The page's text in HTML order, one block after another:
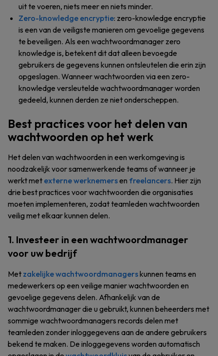
uit te voeren, niets meer en niets minder.
Zero-knowledge encryptie: zero-knowledge encryptie
is een van de veiligste manieren om gevoelige gegevens
te beveiligen. Als een wachtwoordmanager zero
knowledge is, betekent dit dat alleen bevoegde
gebruikers de gegevens kunnen ontsleutelen die erin zijn
opgeslagen. Wanneer wachtwoorden via een zero-
knowledge versleutelde wachtwoordmanager worden
gedeeld, kunnen derden ze niet onderscheppen.
Best practices voor het delen van
wachtwoorden op het werk
Het delen van wachtwoorden in een werkomgeving is
noodzakelijk voor samenwerkende teams of wanneer je
werkt met externe werknemersen freelancers. Hier zijn
drie best practices voor wachtwoorden die organisaties
moeten implementeren, zodat teamleden wachtwoorden
veilig met elkaar kunnen delen.
1. Investeer in een wachtwoordmanager
voor uw bedrijf
Met zakelijke wachtwoordmanagerskunnen teams en
medewerkers op een veilige manier wachtwoorden en
gevoelige gegevens delen. Afhankelijk van de
wachtwoordmanager die u gebruikt, kunnen beheerders met
sommige wachtwoordmanagers records delen met
teamleden zonder inloggegevens aan de andere gebruikers
bekend te maken. De inloggegevens worden automatisch